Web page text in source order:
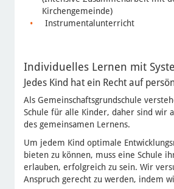
Kirchengemeinde)
Instrumentalunterricht
Individuelles Lernen mit
Jedes Kind hat ein Recht auf
Als Gemeinschaftsgrundschule
Schule für alle Kinder, daher sind wir
des gemeinsamen Lernens.
Um jedem Kind optimale
bieten zu können, muss eine Schule
erlauben, erfolgreich zu sein. Wir
Anspruch gerecht zu werden, indem